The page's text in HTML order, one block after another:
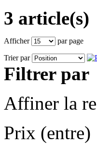
3 article(s)
Afficher par page
Trier par
Filtrer par
Affiner la
Prix (entre)